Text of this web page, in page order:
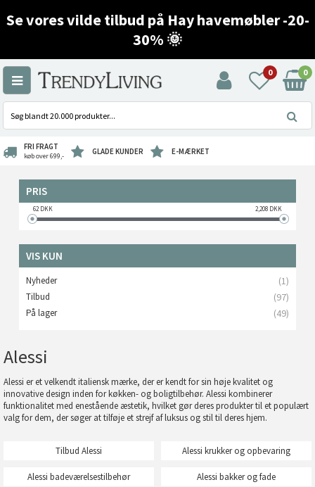
Se vores vilde tilbud på Hay havemøbler -20-
30% 🌞
0 0
FRI FRAGT
køb over 699,- GLADE KUNDER E-MÆRKET
PRIS
62DKK 2,208DKK
VIS KUN
Nyheder (1)
Tilbud (97)
På lager (49)
Alessi
Alessi er et velkendt italiensk mærke, der er kendt for sin høje kvalitet og
innovative design inden for køkken- og boligtilbehør. Alessi kombinerer
funktionalitet med enestående æstetik, hvilket gør deres produkter til et populært
valg for dem, der søger at tilføje et strejf af luksus og stil til deres hjem.
Tilbud Alessi Alessi krukker og opbevaring
Alessi badeværelsestilbehør Alessi bakker og fade